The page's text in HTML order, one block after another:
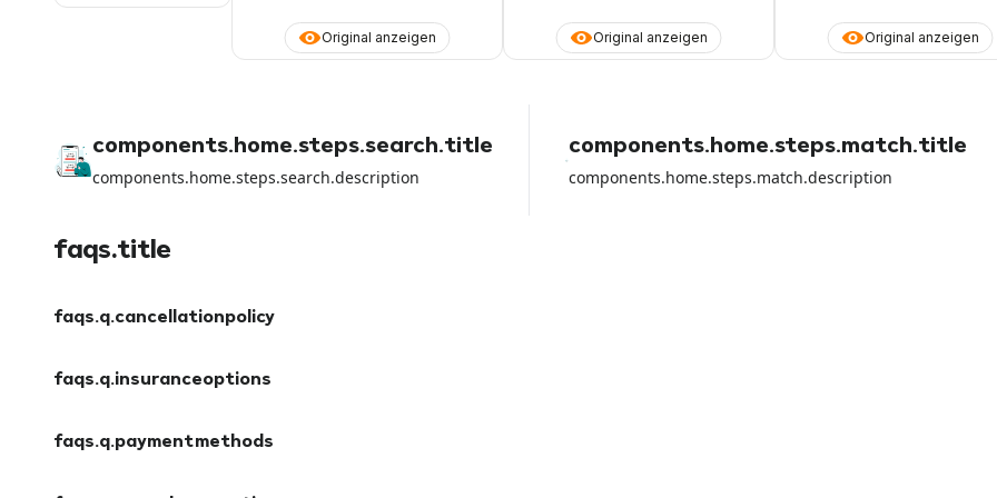
Original anzeigen Original anzeigen Original anzeigen
components.home.steps.search.title
components.home.steps.search.description
components.home.steps.match.title
components.home.steps.match.description
faqs.title
faqs.q.cancellationpolicy
faqs.q.insuranceoptions
faqs.q.paymentmethods